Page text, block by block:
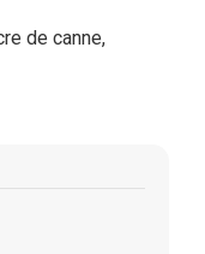
de canne,